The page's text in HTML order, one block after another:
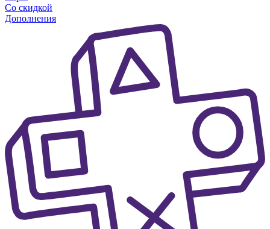
Со скидкой
Дополнения